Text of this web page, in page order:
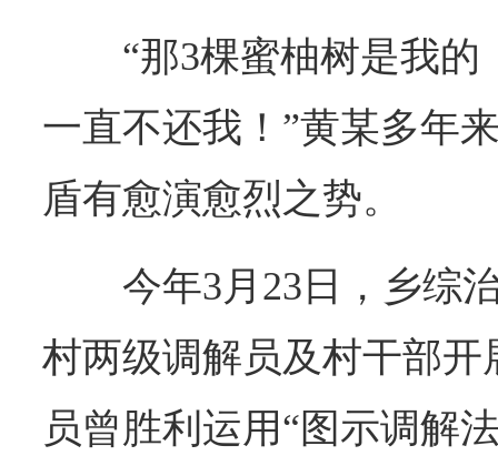
“那3棵蜜柚树是我
一直不还我！”黄某多年
盾有愈演愈烈之势。
今年3月23日，乡综
村两级调解员及村干部
员曾胜利运用“图示调解